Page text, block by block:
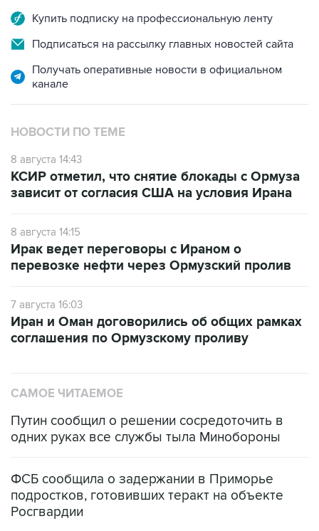
Купить подписку на профессиональную ленту
Подписаться на рассылку главных новостей сайта
Получать оперативные новости в официальном
канале
НОВОСТИ ПО ТЕМЕ
8 августа 14:43
КСИР отметил, что снятие блокады с Ормуза
зависит от согласия США на условия Ирана
8 августа 14:15
Ирак ведет переговоры с Ираном о
перевозке нефти через Ормузский пролив
7 августа 16:03
Иран и Оман договорились об общих рамках
соглашения по Ормузскому проливу
САМОЕ ЧИТАЕМОЕ
Путин сообщил о решении сосредоточить в
одних руках все службы тыла Минобороны
ФСБ сообщила о задержании в Приморье
подростков, готовивших теракт на объекте
Росгвардии